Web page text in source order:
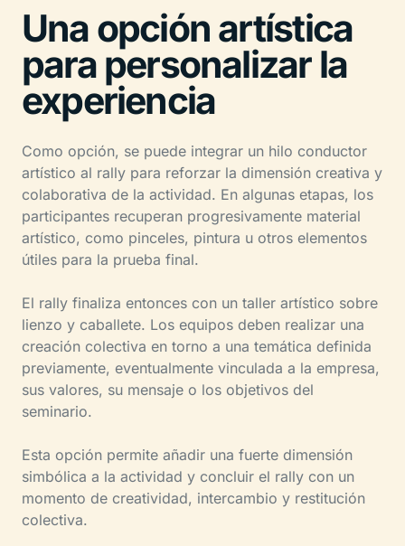
Una opción artística
para personalizar la
experiencia
Como opción, se puede integrar un hilo conductor
artístico al rally para reforzar la dimensión creativa y
colaborativa de la actividad. En algunas etapas, los
participantes recuperan progresivamente material
artístico, como pinceles, pintura u otros elementos
útiles para la prueba final.
El rally finaliza entonces con un taller artístico sobre
lienzo y caballete. Los equipos deben realizar una
creación colectiva en torno a una temática definida
previamente, eventualmente vinculada a la empresa,
sus valores, su mensaje o los objetivos del
seminario.
Esta opción permite añadir una fuerte dimensión
simbólica a la actividad y concluir el rally con un
momento de creatividad, intercambio y restitución
colectiva.